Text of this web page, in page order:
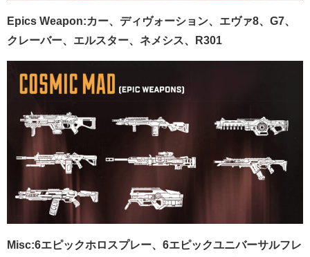
Epics Weapon:カー、ディヴォーション、エヴァ8、G7、
クレーバー、エルスター、ネメシス、R301
Misc:6エピックホロスプレー、6エピックユニバーサルフレ